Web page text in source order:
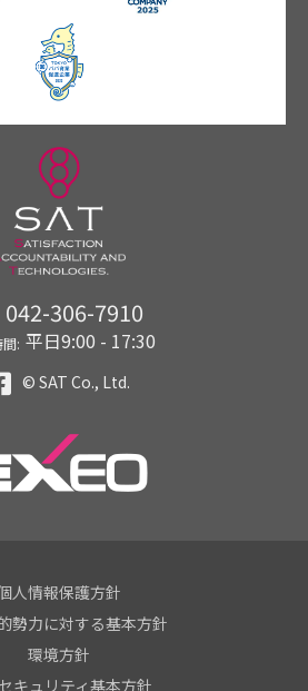
042-306-7910
: 平日9:00 - 17:30
© SAT Co., Ltd.
人情報保護方針
勢力に対する基本方針
環境方針
キュリティ基本方針